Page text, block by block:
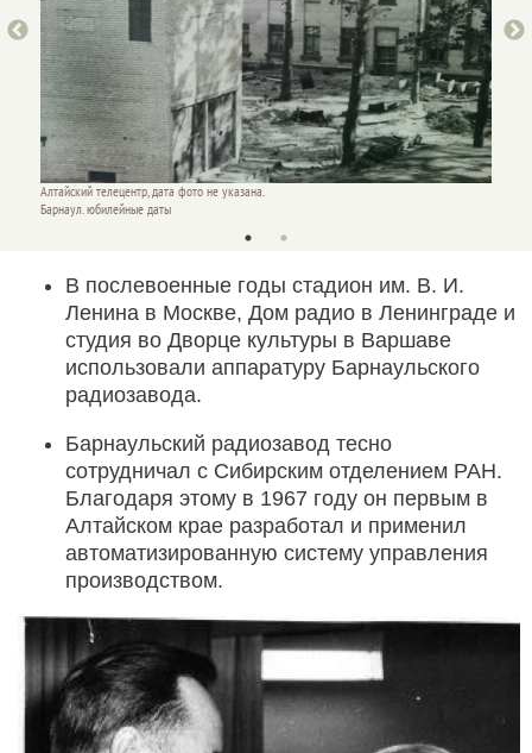
Алтайский телецентр, дата фото не указана.
Барнаул. юбилейные даты
В послевоенные годы стадион им. В. И.
Ленина в Москве, Дом радио в Ленинграде и
студия во Дворце культуры в Варшаве
использовали аппаратуру Барнаульского
радиозавода.
Барнаульский радиозавод тесно
сотрудничал с Сибирским отделением РАН.
Благодаря этому в 1967 году он первым в
Алтайском крае разработал и применил
автоматизированную систему управления
производством.